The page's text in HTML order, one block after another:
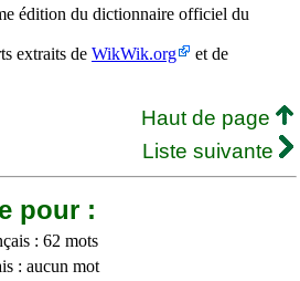
édition du dictionnaire officiel du
extraits de WikWik.org
et de
Haut de page
Liste suivante
pour :
: 62 mots
: aucun mot